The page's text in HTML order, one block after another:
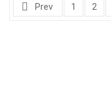
Prev 1 2